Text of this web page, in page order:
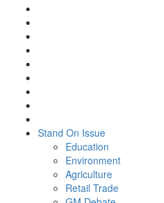
Stand On Issue
Education
Environment
Agriculture
Retail Trade